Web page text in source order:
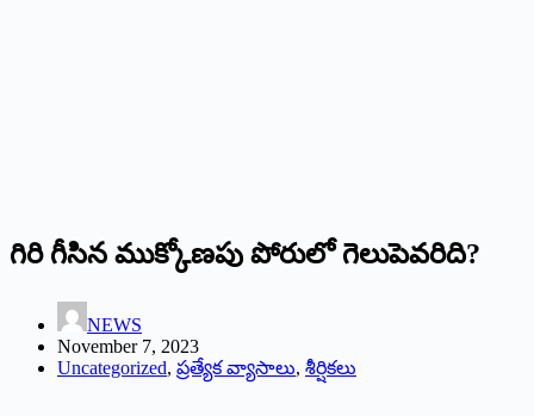
గిరి గీసిన ముక్కోణపు పోరులో గెలుపెవరిది?
NEWS
November 7, 2023
Uncategorized, ప్రత్యేక వ్యాసాలు, శీర్షికలు